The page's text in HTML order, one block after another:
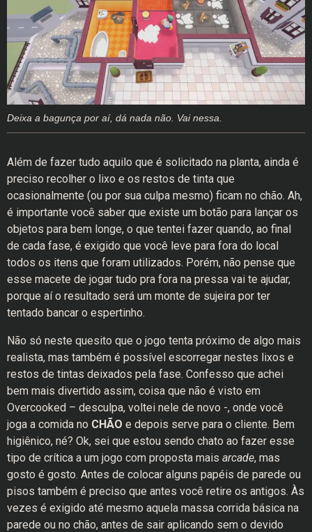
Deixa a bagunça por aí, dá nada não. Vai nessa.
Além de fazer tudo aquilo que é solicitado na planta, ainda é
preciso recolher o lixo e os restos de tinta que
ocasionalmente (ou por sua culpa mesmo) ficam no chão. Ah,
é importante você saber que existe um botão para lançar os
objetos para bem longe, o que tentei fazer quando, ao final
de cada fase, é exigido que você leve para fora do local
todos os itens que foram utilizados. Porém, não pense que
esse macete de jogar tudo pra fora na pressa vai te ajudar,
porque aí o resultado será um monte de sujeira por ter
tentado bancar o espertinho.
Não só neste quesito que o jogo tenta próximo de algo mais
realista, mas também é possível escorregar nestes lixos e
restos de tintas deixados pela fase. Confesso que achei
bem mais divertido assim, coisa que não é visto em
Overcooked – desculpa, voltei nele de novo -, onde você
joga a comida no CHÃO e depois serve para o cliente. Bem
higiênico, né? Ok, sei que estou sendo chato ao fazer esse
tipo de crítica a um jogo com proposta mais arcade, mas
gosto é gosto. Antes de colocar alguns papéis de parede ou
pisos também é preciso que antes você retire os antigos. Às
vezes é exigido até mesmo aquela massa corrida básica na
parede ou no chão, antes de sair aplicando sem o devido